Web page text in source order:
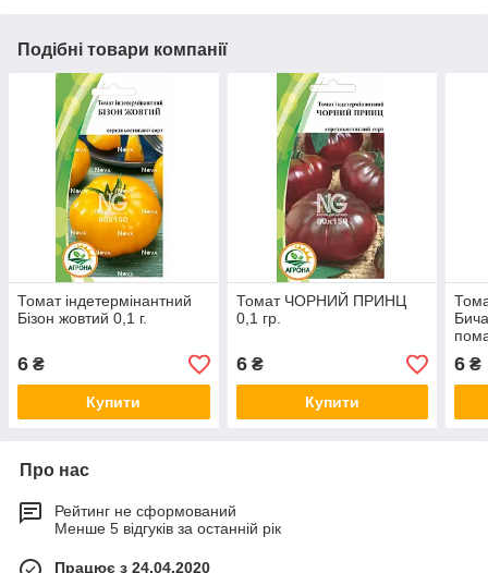
Подібні товари компанії
Томат індетермінантний
Бізон жовтий 0,1 г.
6 ₴
Купити
Томат ЧОРНИЙ ПРИНЦ
0,1 гр.
6₴
Купити
6 ₴
Про нас
Рейтинг не сформований
Менше 5 відгуків за останній рік
Працює з 24.04.2020